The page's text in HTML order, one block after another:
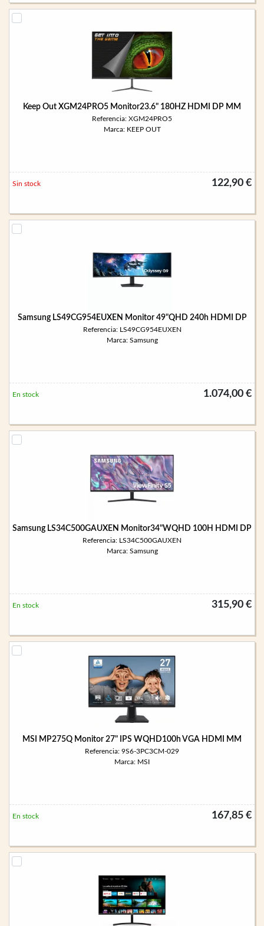
Keep Out XGM24PRO5 Monitor23.6" 180HZ HDMI DP MM
Referencia: XGM24PRO5
Marca: KEEP OUT
122,90 €
Sin stock
Samsung LS49CG954EUXEN Monitor 49"QHD 240h HDMI DP
Referencia: LS49CG954EUXEN
Marca: Samsung
1.074,00 €
En stock
Samsung LS34C500GAUXEN Monitor34"WQHD 100H HDMI DP
Referencia: LS34C500GAUXEN
Marca: Samsung
315,90 €
En stock
MSI MP275Q Monitor 27" IPS WQHD100h VGA HDMI MM
Referencia: 9S6-3PC3CM-029
Marca: MSI
167,85 €
En stock